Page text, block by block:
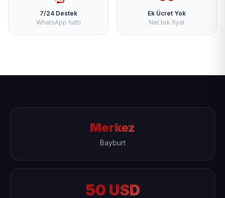
7/24 Destek
WhatsApp hattı
Ek Ücret Yok
Net tek fiyat
Merkez
Bayburt
50 USD